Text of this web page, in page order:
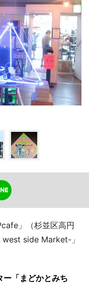
」（杉並区高円
side Market-」
ー「まどかとみち